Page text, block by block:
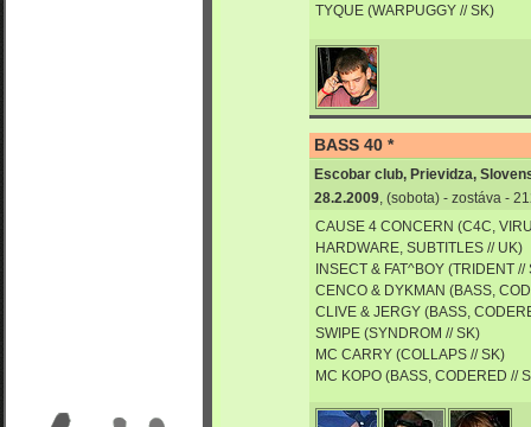
TYQUE (WARPUGGY // SK)
BASS 40 *
Escobar club, Prievidza,
28.2.2009 , (sobota) - zostáva -
CAUSE 4 CONCERN (C4C,
HARDWARE, SUBTITLES // UK)
INSECT & FAT^BOY (TRIDENT //
CENCO & DYKMAN (BASS,
CLIVE & JERGY (BASS,
SWIPE (SYNDROM // SK)
MC CARRY (COLLAPS // SK)
MC KOPO (BASS, CODERED //